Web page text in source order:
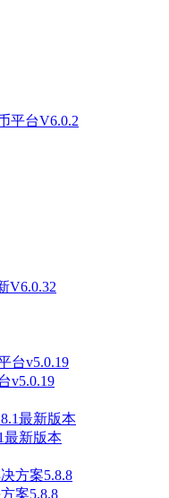
平台V6.0.2
V6.0.32
v5.0.19
最新版本
案5.8.8